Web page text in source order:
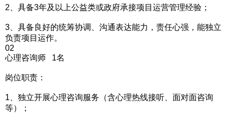
2、具备3年及以上公益类或政府承接项目运营管理经验；
3、具备良好的统筹协调、沟通表达能力，责任心强，能独立
负责项目运作。
02
心理咨询师 1名
岗位职责：
1、独立开展心理咨询服务（含心理热线接听、面对面咨询
等）；